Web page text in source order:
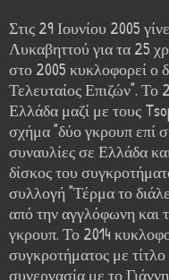
Στις 29 Ιουνίου 2005
Λυκαβηττού για τα 25
στο 2005 κυκλοφορεί ο
Τελευταίος Επιζών". Το
Ελλάδα μαζί με τους
σχήμα "δύο γκρουπ επί
συναυλίες σε Ελλάδα
δίσκος του
συλλογή "Τέρμα το
από την αγγλόφωνη και
γκρουπ. Το 2014
συγκροτήματος με
συνεργασία με το